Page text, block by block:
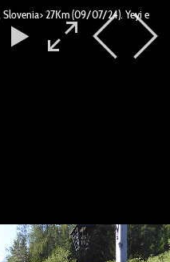
Slovenia> 27Km (09/07/24). Yeyi e